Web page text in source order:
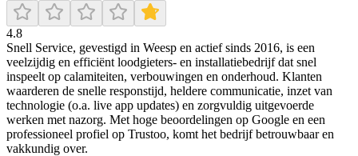
4.8
Snell Service, gevestigd in Weesp en actief sinds 2016, is een
veelzijdig en efficiënt loodgieters- en installatiebedrijf dat snel
inspeelt op calamiteiten, verbouwingen en onderhoud. Klanten
waarderen de snelle responstijd, heldere communicatie, inzet van
technologie (o.a. live app updates) en zorgvuldig uitgevoerde
werken met nazorg. Met hoge beoordelingen op Google en een
professioneel profiel op Trustoo, komt het bedrijf betrouwbaar en
vakkundig over.